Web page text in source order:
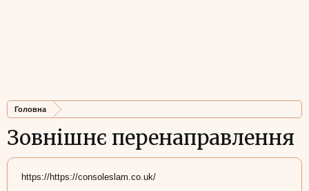
Головна
Зовнішнє перенаправлення
https://https://consoleslam.co.uk/